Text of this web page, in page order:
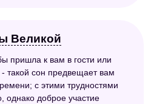
Великой
пришла к вам в гости или
- такой сон предвещает вам
с этими трудностями
однако доброе участие